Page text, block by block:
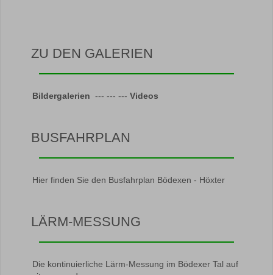
ZU DEN GALERIEN
Bildergalerien --- --- --- Videos
BUSFAHRPLAN
Hier finden Sie den Busfahrplan Bödexen - Höxter
LÄRM-MESSUNG
Die kontinuierliche Lärm-Messung im Bödexer Tal auf